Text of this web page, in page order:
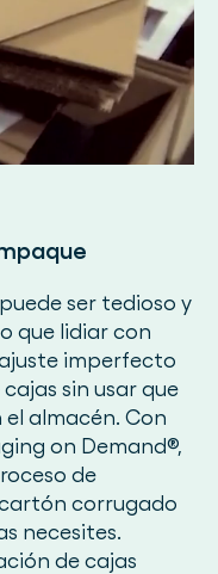
ser tedioso y
que lidiar con
imperfecto
sin usar que
almacén. Con
on Demand®,
de
corrugado
necesites.
de cajas